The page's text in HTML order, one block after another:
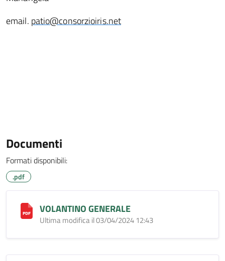
email. patio@consorzioiris.net
Documenti
Formati disponibili:
.pdf
VOLANTINO GENERALE
Ultima modifica il 03/04/2024 12:43